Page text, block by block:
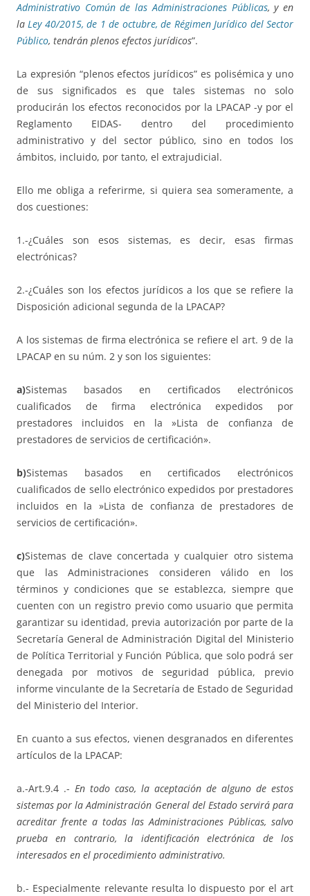
Administrativo Común de las Administraciones Públicas, y en
laLey 40/2015, de 1 de octubre, de Régimen Jurídico del Sector
Público, tendrán plenos efectos jurídicos”.
La expresión “plenos efectos jurídicos” es polisémica y uno
de sus significados es que tales sistemas no solo
producirán los efectos reconocidos por la LPACAP -y por el
Reglamento EIDAS- dentro del procedimiento
administrativo y del sector público, sino en todos los
ámbitos, incluido, por tanto, el extrajudicial.
Ello me obliga a referirme, si quiera sea someramente, a
dos cuestiones:
1.-¿Cuáles son esos sistemas, es decir, esas firmas
electrónicas?
2.-¿Cuáles son los efectos jurídicos a los que se refiere la
Disposición adicional segunda de la LPACAP?
A los sistemas de firma electrónica se refiere el art. 9 de la
LPACAP en su núm. 2 y son los siguientes:
a)Sistemas basados en certificados electrónicos
cualificados de firma electrónica expedidos por
prestadores incluidos en la »Lista de confianza de
prestadores de servicios de certificación».
b)Sistemas basados en certificados electrónicos
cualificados de sello electrónico expedidos por prestadores
incluidos en la »Lista de confianza de prestadores de
servicios de certificación».
c)Sistemas de clave concertada y cualquier otro sistema
que las Administraciones consideren válido en los
términos y condiciones que se establezca, siempre que
cuenten con un registro previo como usuario que permita
garantizar su identidad, previa autorización por parte de la
Secretaría General de Administración Digital del Ministerio
de Política Territorial y Función Pública, que solo podrá ser
denegada por motivos de seguridad pública, previo
informe vinculante de la Secretaría de Estado de Seguridad
del Ministerio del Interior.
En cuanto a sus efectos, vienen desgranados en diferentes
artículos de la LPACAP:
a.-Art.9.4 .- En todo caso, la aceptación de alguno de estos
sistemas por la Administración General del Estado servirá para
acreditar frente a todas las Administraciones Públicas, salvo
prueba en contrario, la identificación electrónica de los
interesados en el procedimiento administrativo.
b.- Especialmente relevante resulta lo dispuesto por el art